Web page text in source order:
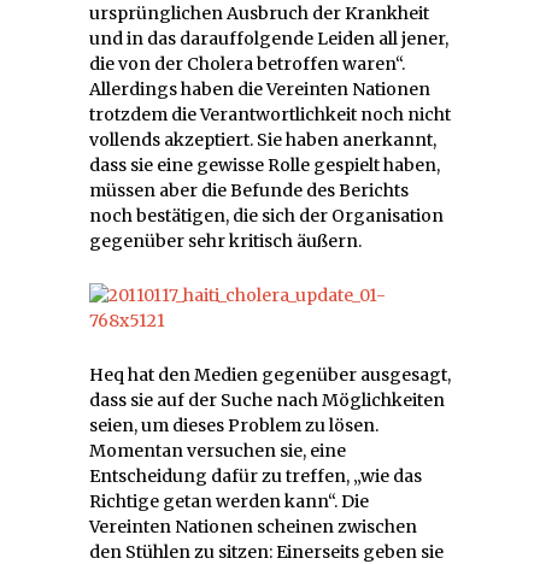
ursprünglichen Ausbruch der Krankheit
und in das darauffolgende Leiden all jener,
die von der Cholera betroffen waren“.
Allerdings haben die Vereinten Nationen
trotzdem die Verantwortlichkeit noch nicht
vollends akzeptiert. Sie haben anerkannt,
dass sie eine gewisse Rolle gespielt haben,
müssen aber die Befunde des Berichts
noch bestätigen, die sich der Organisation
gegenüber sehr kritisch äußern.
Heq hat den Medien gegenüber ausgesagt,
dass sie auf der Suche nach Möglichkeiten
seien, um dieses Problem zu lösen.
Momentan versuchen sie, eine
Entscheidung dafür zu treffen, „wie das
Richtige getan werden kann“. Die
Vereinten Nationen scheinen zwischen
den Stühlen zu sitzen: Einerseits geben sie